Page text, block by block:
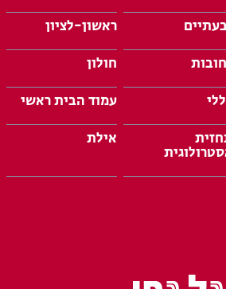
ראשון-לציון
חולון
עמוד הבית ראשי
אילת